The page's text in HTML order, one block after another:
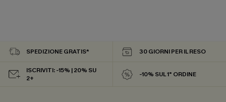
SPEDIZIONE GRATIS* 30 GIORNI PER IL RESO
ISCRIVITI: -15% | 20% SU
2+
-10% SUL 1° ORDINE